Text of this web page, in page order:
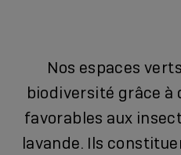
Nos espaces
biodiversité grâce à
favorables aux
lavande. Ils